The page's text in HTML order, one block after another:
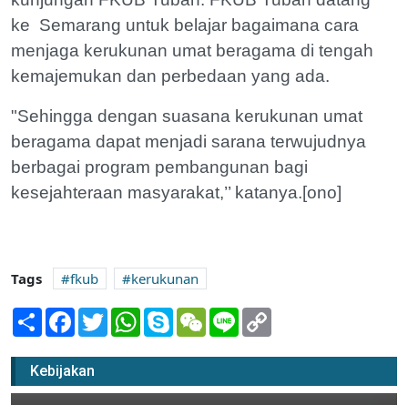
ke Semarang untuk belajar bagaimana cara
menjaga kerukunan umat beragama di tengah
kemajemukan dan perbedaan yang ada.
"Sehingga dengan suasana kerukunan umat
beragama dapat menjadi sarana terwujudnya
berbagai program pembangunan bagi
kesejahteraan masyarakat,’’ katanya.[ono]
Tags fkub
kerukunan
Share Facebook
TwitterWhatsApp
SkypeWeChatLine
Kebijakan
Sandiaga Uno Akan Berkunjung ke
Kabupaten Tuban?
14 Januari 2019 12:00